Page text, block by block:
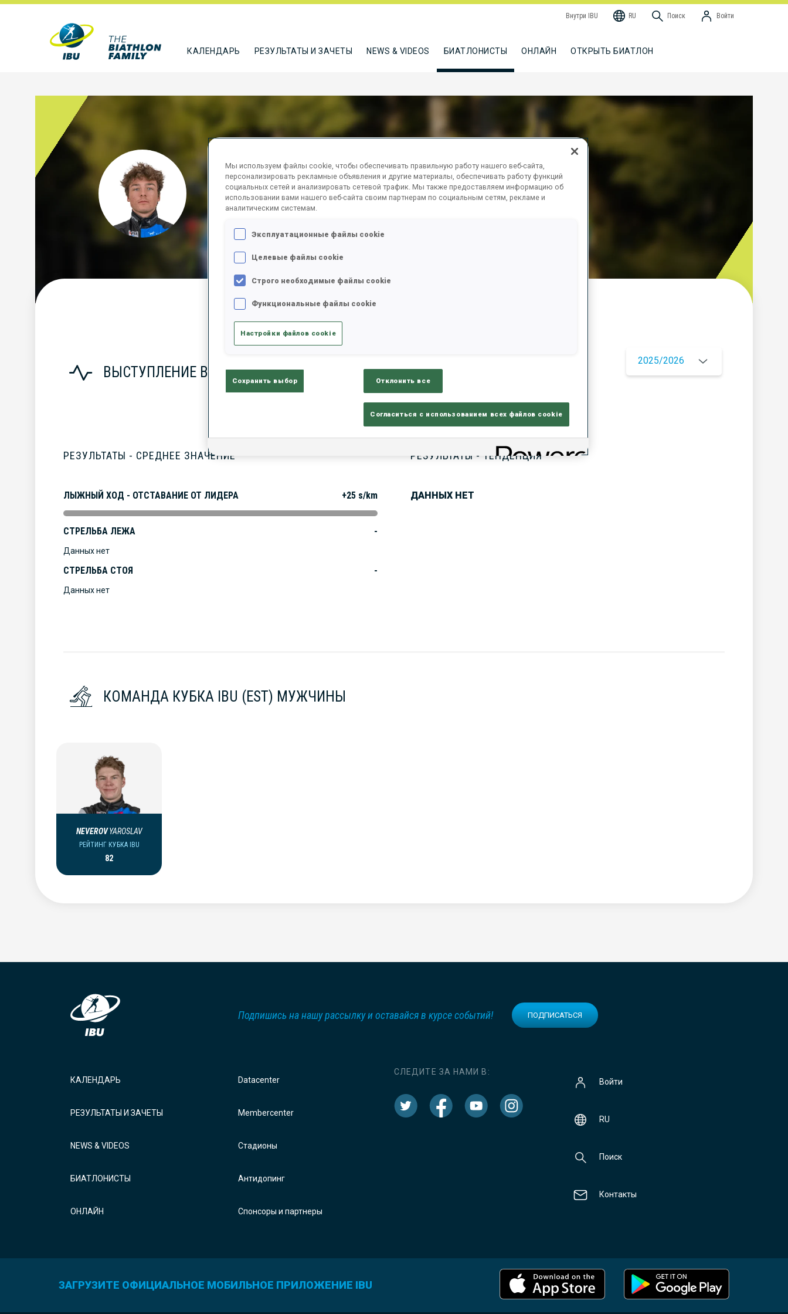
Внутри IBU RU Поиск Войти
КАЛЕНДАРЬ РЕЗУЛЬТАТЫ И ЗАЧЕТЫ NEWS & VIDEOS БИАТЛОНИСТЫ ОНЛАЙН ОТКРЫТЬ БИАТЛОН
TIISLAR RASMUS
EST
ВЫСТУПЛЕНИЕ В СЕЗОНЕ
2025/2026
РЕЗУЛЬТАТЫ - СРЕДНЕЕ ЗНАЧЕНИЕ
ЛЫЖНЫЙ ХОД - ОТСТАВАНИЕ ОТ ЛИДЕРА +25 s/km
СТРЕЛЬБА ЛЕЖА -
Данных нет
СТРЕЛЬБА СТОЯ -
Данных нет
РЕЗУЛЬТАТЫ - ТЕНДЕНЦИЯ
ДАННЫХ НЕТ
КОМАНДА КУБКА IBU (EST) МУЖЧИНЫ
NEVEROV YAROSLAV
РЕЙТИНГ КУБКА IBU
82
Подпишись на нашу рассылку и оставайся в курсе событий! ПОДПИСАТЬСЯ
КАЛЕНДАРЬ
РЕЗУЛЬТАТЫ И ЗАЧЕТЫ
NEWS & VIDEOS
БИАТЛОНИСТЫ
ОНЛАЙН
Datacenter
Membercenter
Стадионы
Антидопинг
Спонсоры и партнеры
СЛЕДИТЕ ЗА НАМИ В:
Войти
RU
Поиск
Контакты
ЗАГРУЗИТЕ ОФИЦИАЛЬНОЕ МОБИЛЬНОЕ ПРИЛОЖЕНИЕ IBU
Мы используем файлы cookie, чтобы обеспечивать правильную работу нашего веб-сайта,
персонализировать рекламные объявления и другие материалы, обеспечивать работу функций
социальных сетей и анализировать сетевой трафик. Мы также предоставляем информацию об
использовании вами нашего веб-сайта своим партнерам по социальным сетям, рекламе и
аналитическим системам.
Эксплуатационные файлы cookie
Целевые файлы cookie
Строго необходимые файлы cookie
Функциональные файлы cookie
Настройки файлов cookie
Сохранить выбор Отклонить все
Согласиться с использованием всех файлов cookie